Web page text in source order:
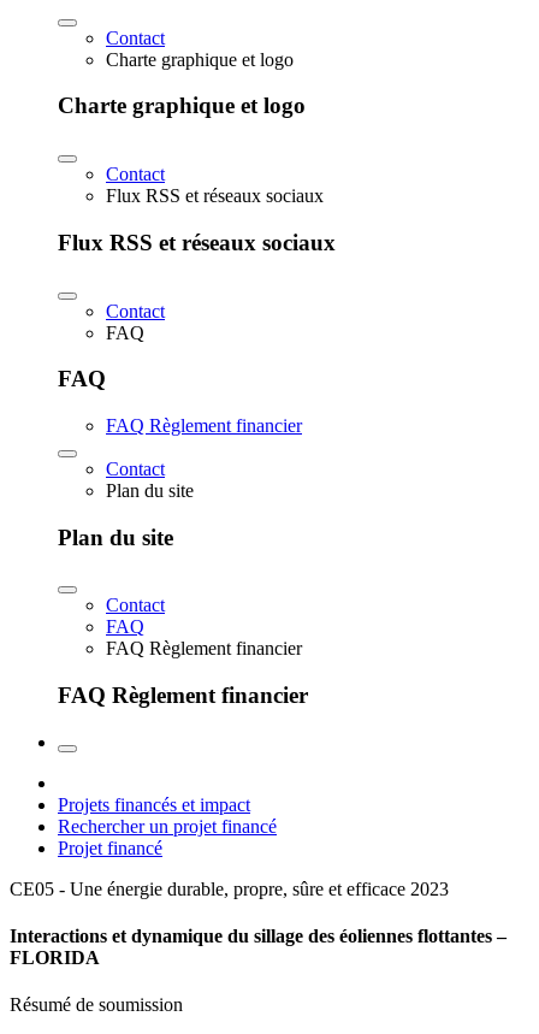
Contact
Charte graphique et logo
Charte graphique et logo
Contact
Flux RSS et réseaux sociaux
Flux RSS et réseaux sociaux
Contact
FAQ
FAQ
FAQ Règlement financier
Contact
Plan du site
Plan du site
Contact
FAQ
FAQ Règlement financier
FAQ Règlement financier
Projets financés et impact
Rechercher un projet financé
Projet financé
CE05 - Une énergie durable, propre, sûre et efficace 2023
Interactions et dynamique du sillage des éoliennes flottantes –
FLORIDA
Résumé de soumission